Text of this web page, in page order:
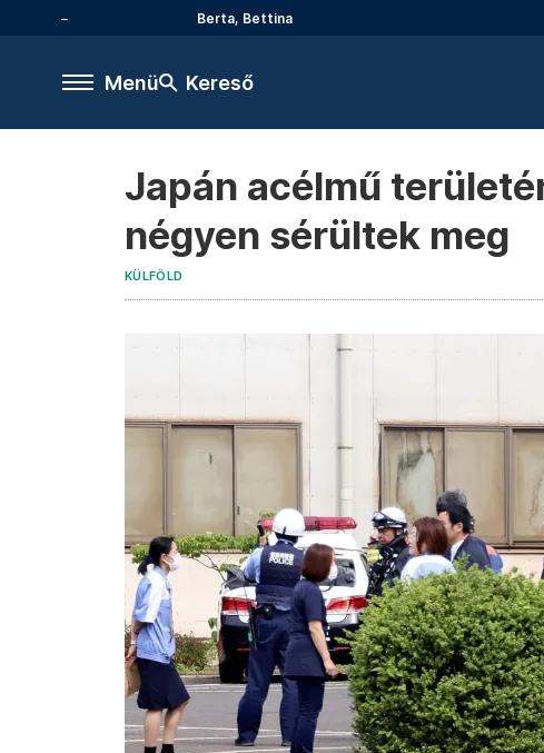
Berta, Bettina
Menü Kereső
Japán acélmű
négyen sérültek meg
KÜLFÖLD